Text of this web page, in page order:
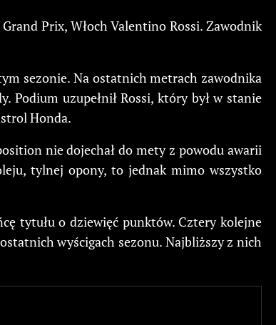
Prix, Włoch Valentino Rossi. Zawodnik
sezonie. Na ostatnich metrach zawodnika
Podium uzupełnił Rossi, który był w stanie
Honda.
nie dojechał do mety z powodu awarii
tylnej opony, to jednak mimo wszystko
tytułu o dziewięć punktów. Cztery kolejne
wyścigach sezonu. Najbliższy z nich